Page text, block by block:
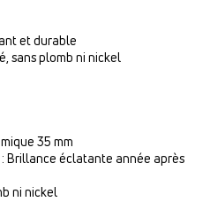
et durable
sans plomb ni nickel
35 mm
Brillance éclatante année après
ni nickel